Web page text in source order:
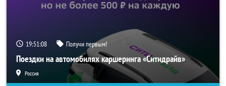
19:51:06 Получи первым!
Поездки на автомобилях каршеринга «Ситидрайв»
Россия